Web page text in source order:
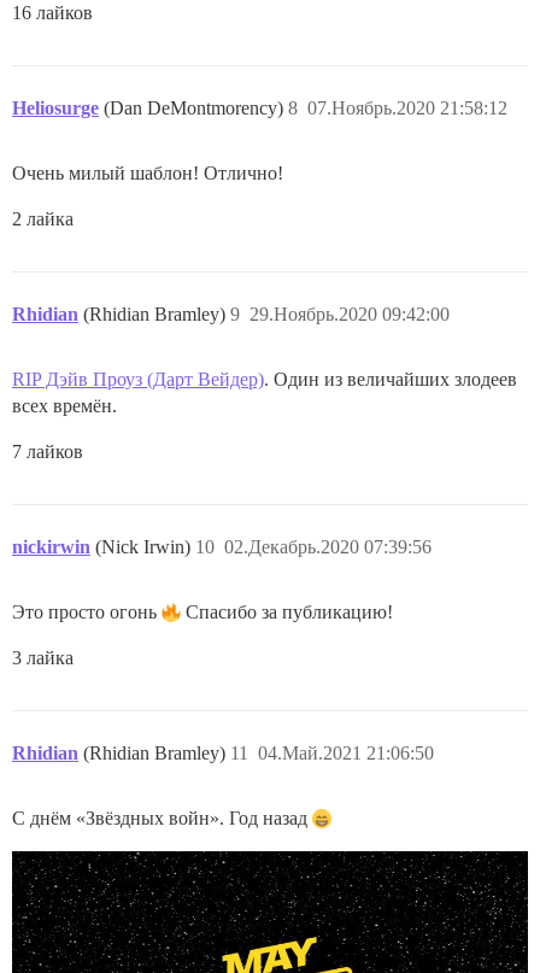
16 лайков
Heliosurge (Dan DeMontmorency) 07.Ноябрь.2020 21:58:12
8
Очень милый шаблон! Отлично!
2 лайка
Rhidian (Rhidian Bramley) 29.Ноябрь.2020 09:42:00
9
RIP Дэйв Проуз (Дарт Вейдер). Один из величайших злодеев
всех времён.
7 лайков
nickirwin (Nick Irwin) 02.Декабрь.2020 07:39:56
10
Это просто огонь Спасибо за публикацию!
3 лайка
Rhidian (Rhidian Bramley) 04.Май.2021 21:06:50
11
С днём «Звёздных войн». Год назад